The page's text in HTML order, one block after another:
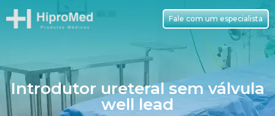
Fale com um especialista
Introdutor ureteral sem válvula
well lead